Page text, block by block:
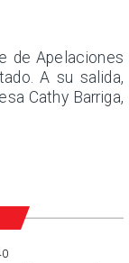
de Apelaciones
A su salida,
Cathy Barriga,